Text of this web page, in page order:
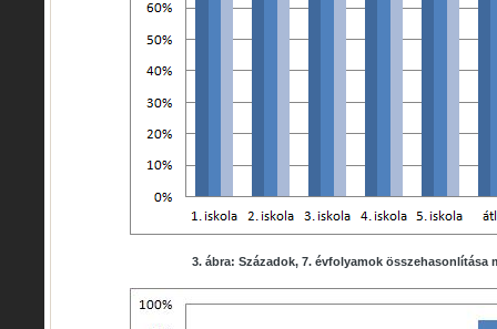
3. ábra: Századok, 7. évfolyamok összehasonlítása